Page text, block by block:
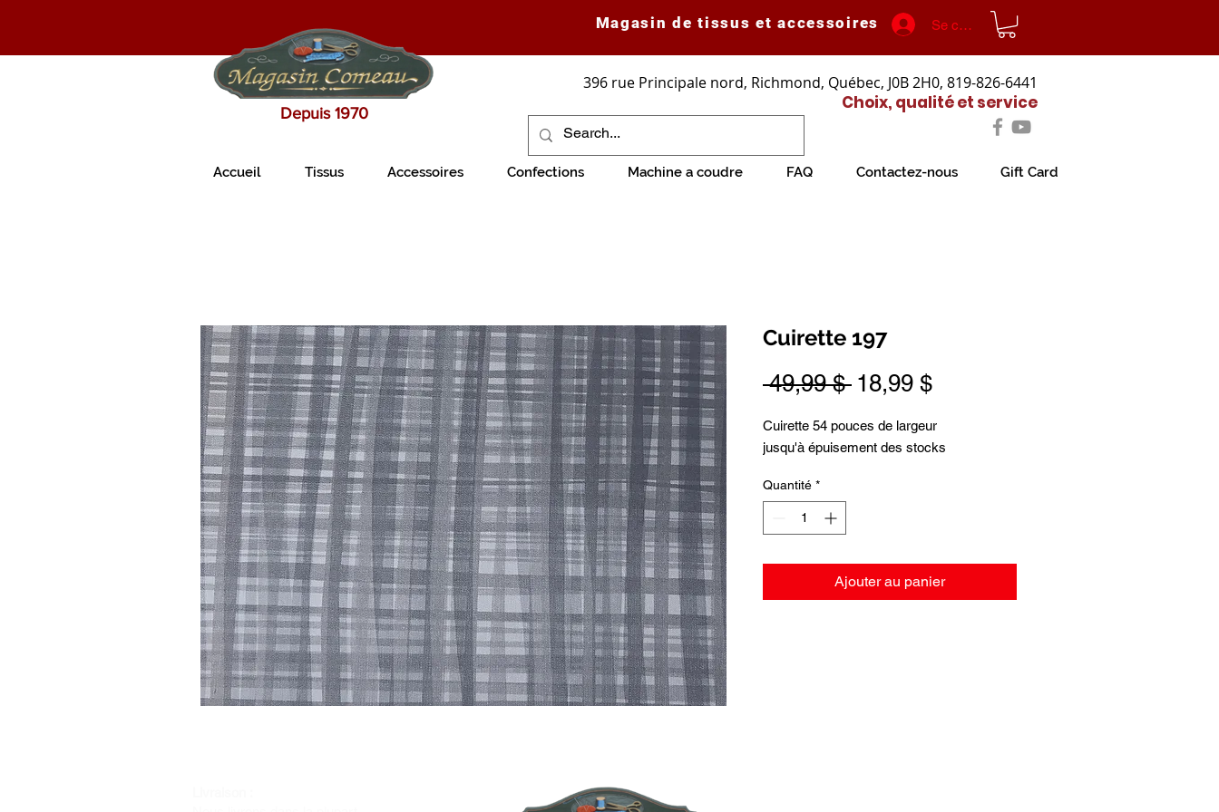
Magasin de tissus et accessoires Se connecter
396 rue Principale nord, Richmond, Québec, J0B 2H0, 819-826-6441
Choix, qualité et service
Depuis 1970
Accueil Tissus Accessoires Confections Machine a coudre FAQ Contactez-nous Gift Card
Cuirette 197
49,99 $ Prix
18,99 $Prix
Cuirette 54 pouces de largeur
jusqu'à épuisement des stocks
Quantité *
Ajouter au panier